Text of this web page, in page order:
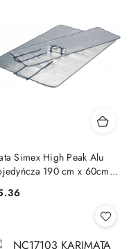
Simex High Peak Alu
190 cm x 60cm